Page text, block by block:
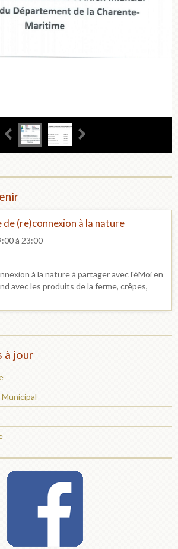
de (re)connexion à la nature
à 23:00
à la nature à partager avec l'éMoi en
avec les produits de la ferme, crêpes,
à jour